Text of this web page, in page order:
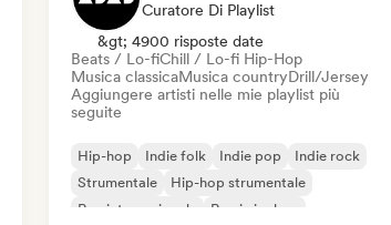
Curatore Di Playlist
&gt; 4900 risposte date
Beats / Lo-fiChill / Lo-fi Hip-Hop
Musica classicaMusica countryDrill/Jersey
Aggiungere artisti nelle mie playlist più
seguite
Hip-hop Indie folk Indie pop
Indie rock
Strumentale
Hip-hop strumentale
Rap internazionale
Rap in inglese